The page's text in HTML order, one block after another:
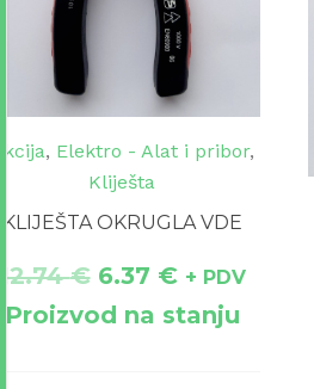
Akcija, Elektro - Alat i pribor,
Kliješta
KLIJEŠTA OKRUGLA VDE
12.74€ 6.37 € + PDV
Proizvod na stanju